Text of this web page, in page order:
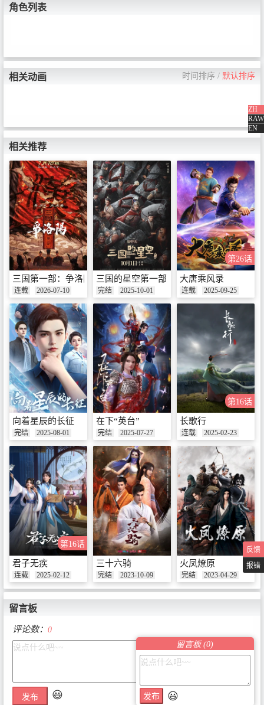
ZH
RAW
EN
角色列表
相关动画 时间排序 / 默认排序
相关推荐
三国第一部：争洛阳
连载 2026-07-10
三国的星空第一部
完结 2025-10-01
第26话
大唐乘风录
连载 2025-09-25
向着星辰的长征
完结 2025-08-01
在下“英台”
完结 2025-07-27
第16话
长歌行
连载 2025-02-23
第16话
君子无疾
连载 2025-02-12
三十六骑
完结 2023-10-09
火凤燎原
完结 2023-04-29
留言板
评论数： 0
发布 😃
留言板 (0)
发布 😃
反馈
报错